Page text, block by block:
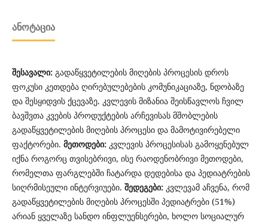
ᲐᲜᲝᲢᲐᲪᲘᲐ
შესავალი:გადაწყვეტილების მიღების პროცესის დროს
ფოკუსი კეთდება ღირებულებების კომუნიკაციაზე, ნდობაზე
და შესყიდვის ქცევაზე. კვლევის მიზანია შეისწავლოს ჩვილ
ბავშვთა კვების პროდუქტების არჩევისას მშობლების
გადაწყვეტილების მიღების პროცესი და მამოტივირებელი
ფაქტორები. მეთოდები:კვლევის პროცესისას გამოყენებულ
იქნა როგორც თვისებრივი, ისე რაოდენობრივი მეთოდები,
რომელთა ფარგლებში ჩატარდა დედებისა და პედიატრების
სიღრმისეული ინტერვიუები. შედეგები:კვლევამ აჩვენა, რომ
გადაწყვეტილების მიღების პროცესში პედიატრები (51%)
არიან ყველაზე სანდო ინფლუენსერები, ხოლო სოციალურ